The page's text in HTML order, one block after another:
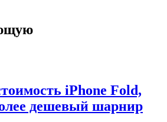
iPhone Fold,
дешевый шарнир